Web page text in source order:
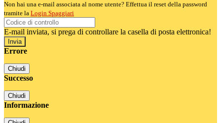
Non hai una e-mail associata al nome utente? Effettua il reset della password
tramite la Login Spaggiari
E-mail inviata, si prega di controllare la casella di posta elettronica!
Errore
Chiudi
Successo
Chiudi
Informazione